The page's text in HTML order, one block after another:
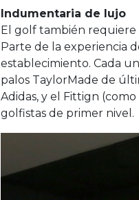
Indumentaria de lujo
El golf también requiere
Parte de la experiencia
establecimiento. Cada
palos TaylorMade de
Adidas, y el Fittign
golfistas de primer nivel.